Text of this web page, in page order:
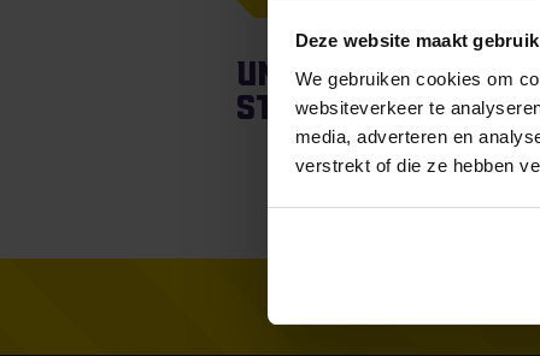
Deze website maakt
We gebruiken cookies om
websiteverkeer te
media, adverteren en
verstrekt of die ze hebben
Unfortunately,
stories found.